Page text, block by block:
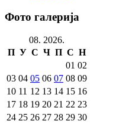
Фото галерија
08. 2026.
П У С Ч П С Н
01 02
03 04 05 06 07 08 09
10 11 12 13 14 15 16
17 18 19 20 21 22 23
24 25 26 27 28 29 30